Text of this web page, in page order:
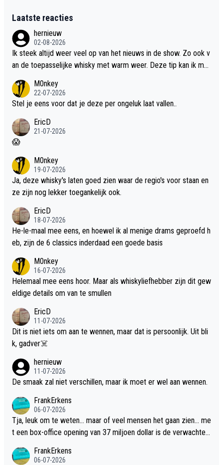
Laatste reacties
hernieuw
02-08-2026
Ik steek altijd weer veel op van het nieuws in de show. Zo ook v
an de toepasselijke whisky met warm weer. Deze tip kan ik met
M0nkey
22-07-2026
Stel je eens voor dat je deze per ongeluk laat vallen..
EricD
21-07-2026
😱
M0nkey
19-07-2026
Ja, deze whisky's laten goed zien waar de regio's voor staan en
ze zijn nog lekker toegankelijk ook.
EricD
18-07-2026
He-le-maal mee eens, en hoewel ik al menige drams geproefd h
eb, zijn de 6 classics inderdaad een goede basis
M0nkey
16-07-2026
Helemaal mee eens hoor. Maar als whiskyliefhebber zijn dit gew
eldige details om van te smullen
EricD
11-07-2026
Dit is niet iets om aan te wennen, maar dat is persoonlijk. Uit bli
k, gadver☠️
hernieuw
11-07-2026
De smaak zal niet verschillen, maar ik moet er wel aan wennen.
FrankErkens
06-07-2026
Tja, leuk om te weten... maar of veel mensen het gaan zien... me
t een box-office opening van 37 miljoen dollar is de verwachte
FrankErkens
06-07-2026